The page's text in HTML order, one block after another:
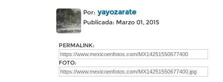
Por: yayozarate
Publicada: Marzo 01, 2015
PERMALINK:
FOTO: